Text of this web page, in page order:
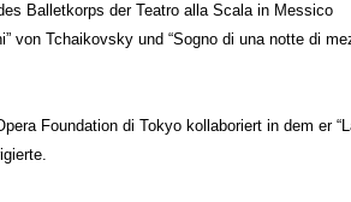
Balletkorps der Teatro alla Scala in Messico
von Tchaikovsky und “Sogno di una notte di
Foundation di Tokyo kollaboriert in dem er